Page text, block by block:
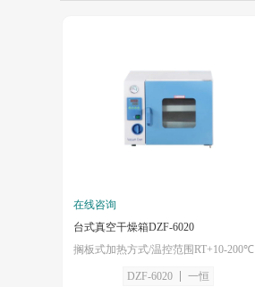
在线咨询
台式真空干燥箱DZF-6020
搁板式加热方式/温控范围RT+10-200℃
DZF-6020 一恒